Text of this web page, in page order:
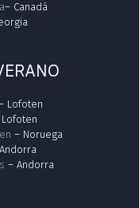
– Canadá
Lofoten
– Noruega
– Andorra